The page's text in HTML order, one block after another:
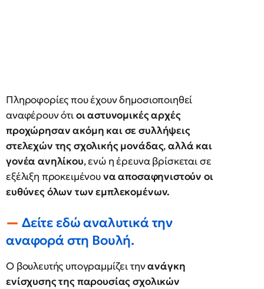
Πληροφορίες που έχουν δημοσιοποιηθεί
αναφέρουν ότιοι αστυνομικές αρχές
προχώρησαν ακόμη και σε συλλήψεις
στελεχών της σχολικής μονάδας,αλλά και
γονέα ανηλίκου, ενώ η έρευνα βρίσκεται σε
εξέλιξη προκειμένουνα αποσαφηνιστούν οι
ευθύνες όλων των εμπλεκομένων.
Δείτε εδώ αναλυτικά την
αναφορά στη Βουλή.
Ο βουλευτής υπογραμμίζει τηνανάγκη
ενίσχυσης της παρουσίας σχολικών